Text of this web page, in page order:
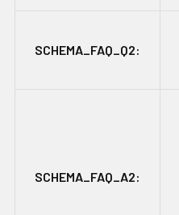
SCHEMA_FAQ_Q2:
SCHEMA_FAQ_A2: